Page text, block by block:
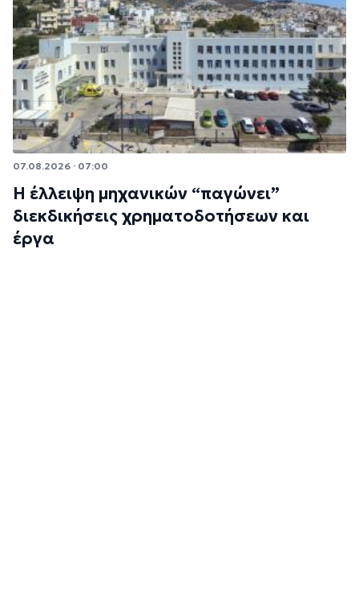
07.08.2026 · 07:00
Η έλλειψη μηχανικών “παγώνει”
διεκδικήσεις χρηματοδοτήσεων και
έργα